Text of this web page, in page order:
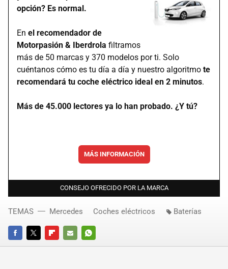
opción? Es normal.
En el recomendador de
Motorpasión & Iberdrola filtramos
más de 50 marcas y 370 modelos por ti. Solo
cuéntanos cómo es tu día a día y nuestro algoritmo te
recomendará tu coche eléctrico ideal en 2 minutos.
Más de 45.000 lectores ya lo han probado. ¿Y tú?
MÁS INFORMACIÓN
CONSEJO OFRECIDO POR LA MARCA
FACEBOOKTWITTERFLIPBOARD
E-
WHATSAPP
TEMAS Mercedes Coches eléctricos Baterías